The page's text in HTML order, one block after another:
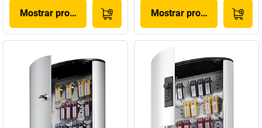
Mostrar produto Mostrar produto